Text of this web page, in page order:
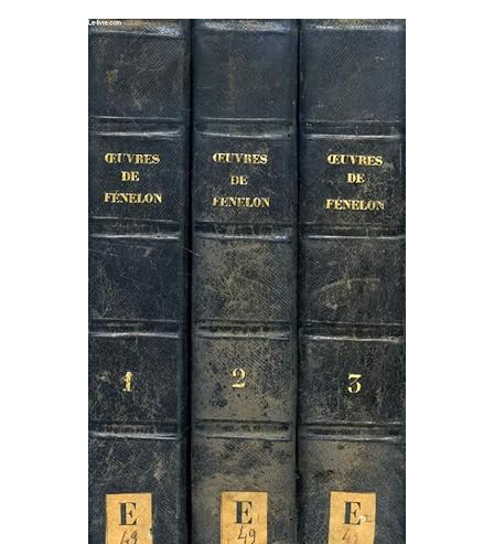
Antiquarische Bücher
Kunst & Sammlerstücke
Verkäufer werden
SCHLIESSEN